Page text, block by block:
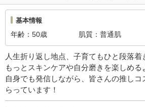
基本情報
年齢 50歳 肌質 普通肌
人生折り返し地点、子育てもひと段落着
もっとスキンケアや自分磨きを楽しめる
自身でも発信しながら、皆さんの推しコ
らっています！